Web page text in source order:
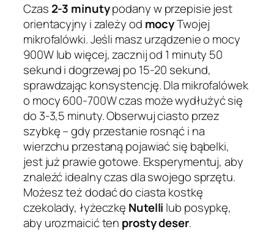
Czas 2-3 minutypodany w przepisie jest
orientacyjny i zależy od mocyTwojej
mikrofalówki. Jeśli masz urządzenie o mocy
900W lub więcej, zacznij od 1 minuty 50
sekund i dogrzewaj po 15-20 sekund,
sprawdzając konsystencję. Dla mikrofalówek
o mocy 600-700W czas może wydłużyć się
do 3-3,5 minuty. Obserwuj ciasto przez
szybkę – gdy przestanie rosnąć i na
wierzchu przestaną pojawiać się bąbelki,
jest już prawie gotowe. Eksperymentuj, aby
znaleźć idealny czas dla swojego sprzętu.
Możesz też dodać do ciasta kostkę
czekolady, łyżeczkę Nutelli lub posypkę,
aby urozmaicić ten prosty deser.